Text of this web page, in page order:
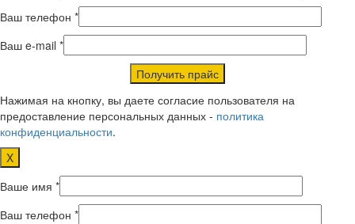
Ваш телефон *
Ваш e-mail *
Нажимая на кнопку, вы даете согласие пользователя на
предоставление персональных данных - политика
конфиденциальности.
X
Ваше имя *
Ваш телефон *